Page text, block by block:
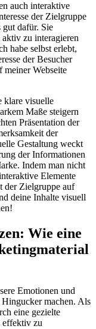
auch ⁣interaktive
der Zielgruppe
gut ​dafür. Sie
zu interagieren
habe selbst erlebt,
der Besucher
meiner⁣ Webseite
klare visuelle
Maße steigern
Präsentation der
‍der
Gestaltung ⁤weckt
der Informationen
Indem man‍ nicht⁣
Elemente⁤
der ⁢Zielgruppe ⁣auf
deine Inhalte visuell
Wie eine
Emotionen und
machen.⁤ Als
eine gezielte
effektiv zu